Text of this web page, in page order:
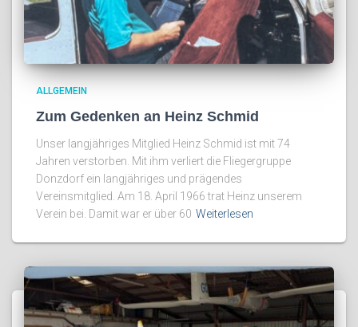
ALLGEMEIN
Zum Gedenken an Heinz Schmid
Unser langjähriges Mitglied Heinz Schmid ist mit 74
Jahren verstorben. Mit ihm verliert die Fliegergruppe
Donzdorf ein langjähriges und prägendes
Vereinsmitglied. Am 18. April 1966 trat Heinz unserem
Verein bei. Damit war er über 60 Weiterlesen